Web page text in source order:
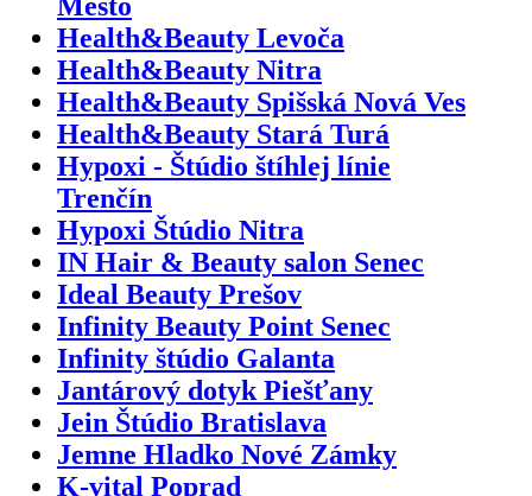
Health&Beauty Levoča
Health&Beauty Nitra
Health&Beauty Spišská Nová Ves
Health&Beauty Stará Turá
Hypoxi - Štúdio štíhlej línie
Trenčín
Hypoxi Štúdio Nitra
IN Hair & Beauty salon Senec
Ideal Beauty Prešov
Infinity Beauty Point Senec
Infinity štúdio Galanta
Jantárový dotyk Piešťany
Jein Štúdio Bratislava
Jemne Hladko Nové Zámky
K-vital Poprad